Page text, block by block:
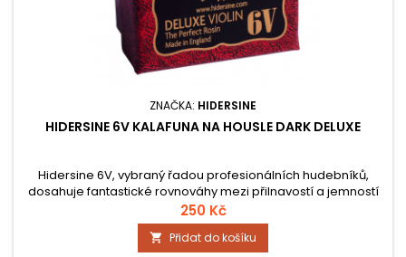
ZNAČKA: HIDERSINE
HIDERSINE 6V KALAFUNA NA HOUSLE DARK DELUXE
Hidersine 6V, vybraný řadou profesionálních hudebníků,
dosahuje fantastické rovnováhy mezi přilnavostí a jemností
výrazu. Jádro kalafuny nabízí záviděníhodné úrovně
přilnavosti (Grip Profile Hodnocení: GPR # 6) a dobrou úroveň
attacku, a široké možnosti artikulace.
250 Kč
 Přidat do košíku